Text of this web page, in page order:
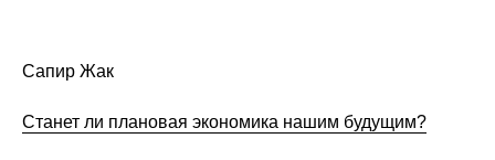
Сапир Жак
Cтанет ли плановая экономика нашим будущим?